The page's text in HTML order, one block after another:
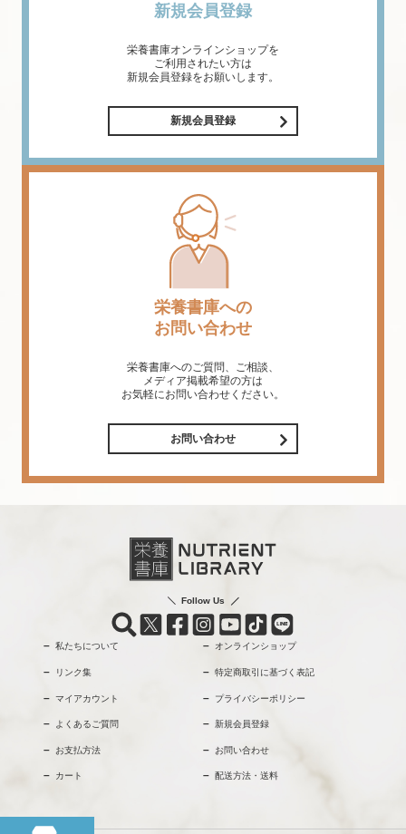
新規会員登録
栄養書庫オンラインショップを
ご利用されたい方は
新規会員登録をお願いします。
新規会員登録
栄養書庫への
お問い合わせ
栄養書庫へのご質問、ご相談、
メディア掲載希望の方は
お気軽にお問い合わせください。
お問い合わせ
Follow Us
私たちについて オンラインショップ
リンク集 特定商取引に基づく表記
マイアカウント プライバシーポリシー
よくあるご質問 新規会員登録
お支払方法 お問い合わせ
カート 配送方法・送料